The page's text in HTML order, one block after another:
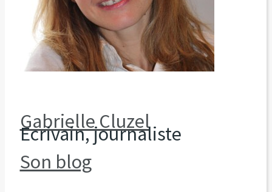
Gabrielle Cluzel
Ecrivain, journaliste
Son blog